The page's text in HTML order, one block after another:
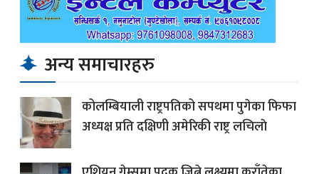
अन्य समाचारहरु
कोलम्बियाली राष्ट्रपतिको सपथमा पुगेका फिफा
अध्यक्ष प्रति दक्षिणी अमेरिकी राष्ट्र लचिलाे